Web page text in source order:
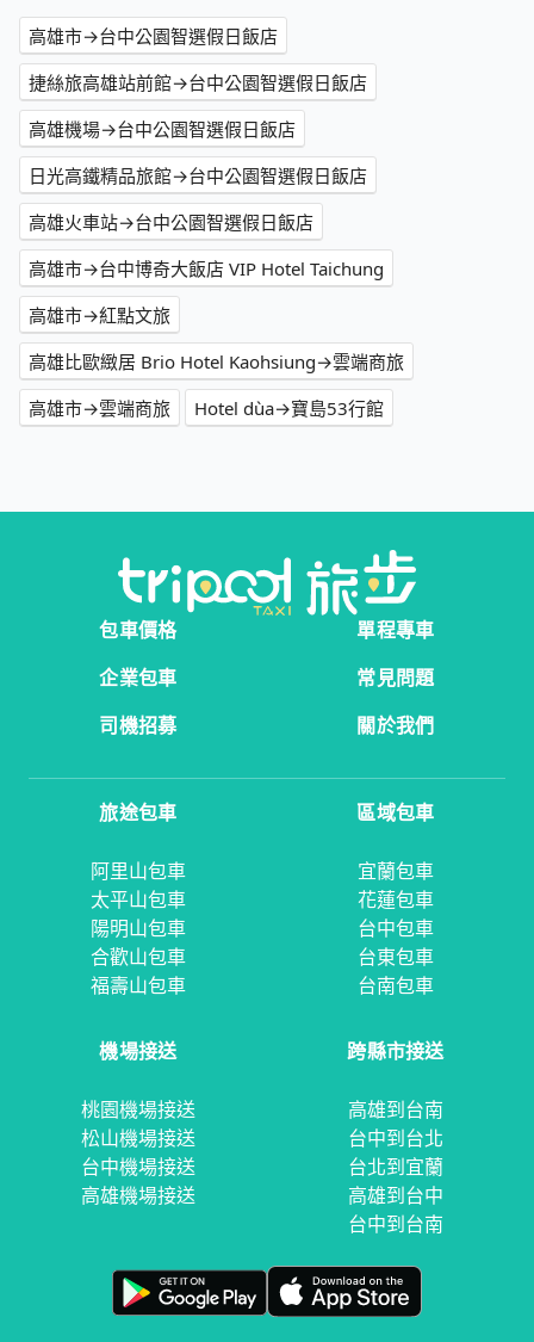
高雄市→台中公園智選假日飯店
捷絲旅高雄站前館→台中公園智選假日飯店
高雄機場→台中公園智選假日飯店
日光高鐵精品旅館→台中公園智選假日飯店
高雄火車站→台中公園智選假日飯店
高雄市→台中博奇大飯店 VIP Hotel Taichung
高雄市→紅點文旅
高雄比歐緻居 Brio Hotel Kaohsiung→雲端商旅
高雄市→雲端商旅
Hotel dùa→寶島53行館
包車價格
單程專車
企業包車
常見問題
司機招募
關於我們
旅途包車
阿里山包車
太平山包車
陽明山包車
合歡山包車
福壽山包車
區域包車
宜蘭包車
花蓮包車
台中包車
台東包車
台南包車
機場接送
桃園機場接送
松山機場接送
台中機場接送
高雄機場接送
跨縣市接送
高雄到台南
台中到台北
台北到宜蘭
高雄到台中
台中到台南